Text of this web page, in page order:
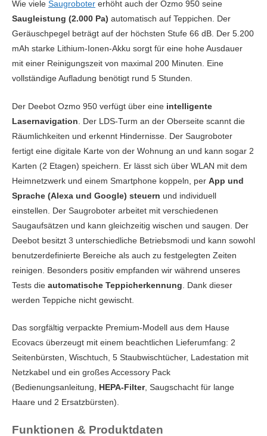
Wie viele Saugroboter erhöht auch der Ozmo 950 seine
Saugleistung (2.000 Pa) automatisch auf Teppichen. Der
Geräuschpegel beträgt auf der höchsten Stufe 66 dB. Der 5.200
mAh starke Lithium-Ionen-Akku sorgt für eine hohe Ausdauer
mit einer Reinigungszeit von maximal 200 Minuten. Eine
vollständige Aufladung benötigt rund 5 Stunden.
Der Deebot Ozmo 950 verfügt über eine intelligente
Lasernavigation . Der LDS-Turm an der Oberseite scannt die
Räumlichkeiten und erkennt Hindernisse. Der Saugroboter
fertigt eine digitale Karte von der Wohnung an und kann sogar 2
Karten (2 Etagen) speichern. Er lässt sich über WLAN mit dem
Heimnetzwerk und einem Smartphone koppeln, per App und
Sprache (Alexa und Google) steuern und individuell
einstellen. Der Saugroboter arbeitet mit verschiedenen
Saugaufsätzen und kann gleichzeitig wischen und saugen. Der
Deebot besitzt 3 unterschiedliche Betriebsmodi und kann sowohl
benutzerdefinierte Bereiche als auch zu festgelegten Zeiten
reinigen. Besonders positiv empfanden wir während unseres
Tests die automatische Teppicherkennung . Dank dieser
werden Teppiche nicht gewischt.
Das sorgfältig verpackte Premium-Modell aus dem Hause
Ecovacs überzeugt mit einem beachtlichen Lieferumfang: 2
Seitenbürsten, Wischtuch, 5 Staubwischtücher, Ladestation mit
Netzkabel und ein großes Accessory Pack
(Bedienungsanleitung, HEPA-Filter, Saugschacht für lange
Haare und 2 Ersatzbürsten).
Funktionen & Produktdaten